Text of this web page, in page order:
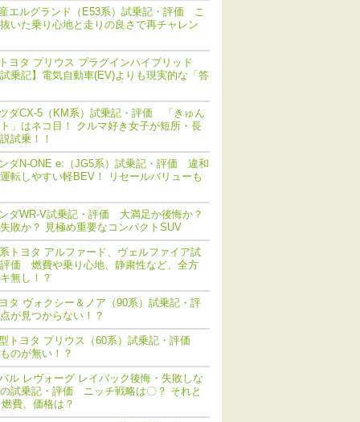
エルグランド（E53系）試乗記・評価 こ
いた乗り心地と走りの良さで再チャレン
ヨタ プリウス プラグインハイブリッド
乗記】電気自動車(EV)よりも現実的な「答
ダCX-5（KM系）試乗記・評価 「きゅん
」はネコ目！ クルマ好き女子が短所・長
試乗！！
ダN-ONE e:（JG5系）試乗記・評価 違和
転しやすい軽BEV！ リセールバリューも
ダWR-V試乗記・評価 大満足か後悔か？
敗か？ 見極め重要なコンパクトSUV
トヨタ アルファード、ヴェルファイア試
価 燃費や乗り心地、静粛性など、全方
無し！？
タ ヴォクシー＆ノア（90系）試乗記・評
が見つからない！？
トヨタ プリウス（60系）試乗記・評価
のが無い！？
ル レヴォーグ レイバック後悔・失敗しな
試乗記・評価 ニッチ戦略は〇？ それと
費、価格は？